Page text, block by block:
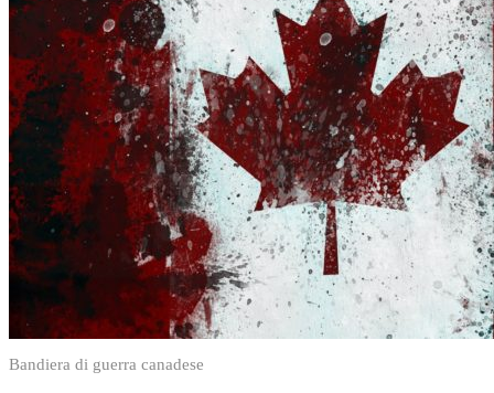
Bandiera di guerra canadese